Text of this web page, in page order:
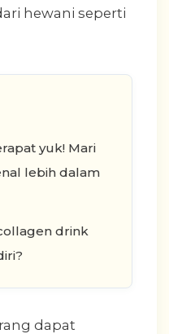
hewani seperti
yuk! Mari
lebih dalam
drink
dapat